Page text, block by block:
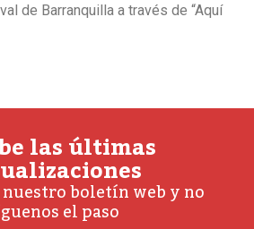
de Barranquilla a través de “Aquí
las últimas
boletín web y no
el paso